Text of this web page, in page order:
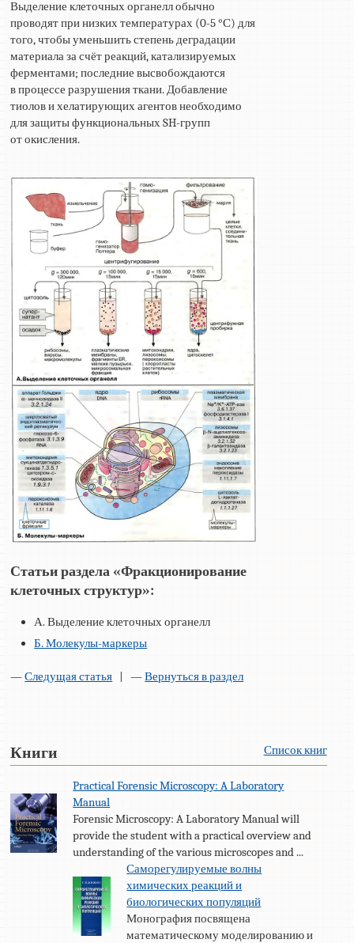
Выделение клеточных органелл обычно
проводят при низких температурах (0-5 °С) для
того, чтобы уменьшить степень деградации
материала за счёт реакций, катализируемых
ферментами; последние высвобождаются
в процессе разрушения ткани. Добавление
тиолов и хелатирующих агентов необходимо
для защиты функциональных SH-групп
от окисления.
Статьи раздела «Фракционирование
клеточных структур»:
А. Выделение клеточных органелл
Б. Молекулы-маркеры
—Следущая статья | —Вернуться в раздел
Книги Список книг
Practical Forensic Microscopy: A Laboratory
Manual
Forensic Microscopy: A Laboratory Manual will
provide the student with a practical overview and
understanding of the various microscopes and ...
Саморегулируемые волны
химических реакций и
биологических популяций
Монография посвящена
математическому моделированию и